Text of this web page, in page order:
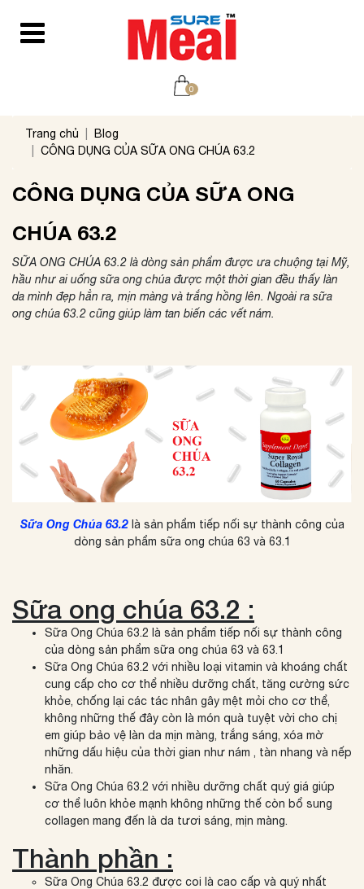
0
Trang chủ
Blog
CÔNG DỤNG CỦA SỮA ONG CHÚA 63.2
CÔNG DỤNG CỦA SỮA ONG
CHÚA 63.2
SỮA ONG CHÚA 63.2 là dòng sản phẩm được ưa chuộng tại Mỹ,
hầu như ai uống sữa ong chúa được một thời gian đều thấy làn
da mình đẹp hẳn ra, mịn màng và trắng hồng lên. Ngoài ra sữa
ong chúa 63.2 cũng giúp làm tan biến các vết nám.
Sữa Ong Chúa 63.2là sản phẩm tiếp nối sự thành công của
dòng sản phẩm sữa ong chúa 63 và 63.1
Sữa ong chúa 63.2 :
Sữa Ong Chúa 63.2 là sản phẩm tiếp nối sự thành công
của dòng sản phẩm sữa ong chúa 63 và 63.1
Sữa Ong Chúa 63.2 với nhiều loại vitamin và khoáng chất
cung cấp cho cơ thể nhiều dưỡng chất, tăng cường sức
khỏe, chống lại các tác nhân gây mệt mỏi cho cơ thể,
không những thế đây còn là món quà tuyệt vời cho chị
em giúp bảo vệ làn da mịn màng, trắng sáng, xóa mờ
những dấu hiệu của thời gian như nám , tàn nhang và nếp
nhăn.
Sữa Ong Chúa 63.2 với nhiều dưỡng chất quý giá giúp
cơ thể luôn khỏe mạnh không những thế còn bổ sung
collagen mang đến là da tươi sáng, mịn màng.
Thành phần :
Sữa Ong Chúa 63.2 được coi là cao cấp và quý nhất